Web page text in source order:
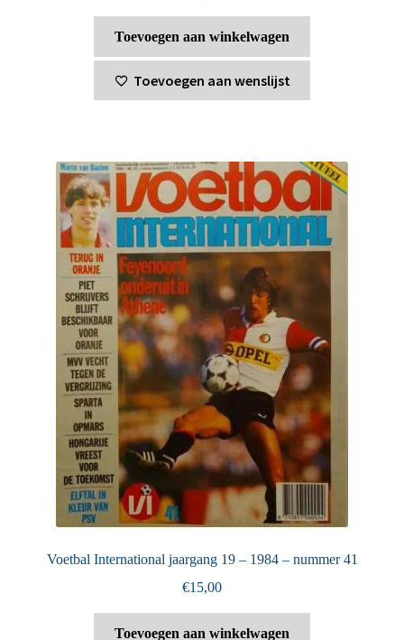
Toevoegen aan winkelwagen
Toevoegen aan wenslijst
Voetbal International jaargang 19 – 1984 – nummer 41
€15,00
Toevoegen aan winkelwagen